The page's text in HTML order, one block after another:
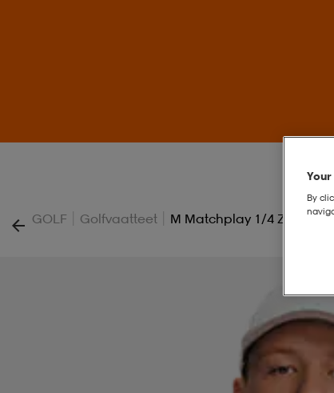
GOLF | Golfvaatteet | M Matchplay 1/4 Zip
By